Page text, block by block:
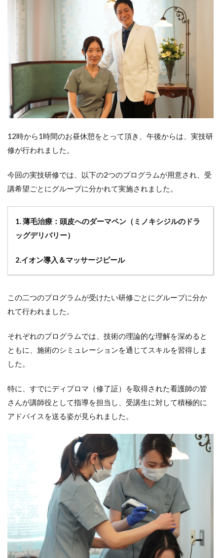
12時から1時間のお昼休憩をとって頂き、午後からは、実技研
修が行われました。
今回の実技研修では、以下の2つのプログラムが用意され、受
講希望ごとにグループに分かれて実施されました。
1. 薄毛治療：頭皮へのダーマペン（ミノキシジルのドラ
ッグデリバリー）
2.イオン導入＆マッサージピール
この二つのプログラムが受けたい研修ごとにグループに分か
れて行われました。
それぞれのプログラムでは、技術の理論的な理解を深めると
ともに、施術のシミュレーションを通じてスキルを習得しま
した。
特に、すでにディプロマ（修了証）を取得された看護師の皆
さんが講師役として指導を担当し、受講生に対して積極的に
アドバイスを送る姿が見られました。